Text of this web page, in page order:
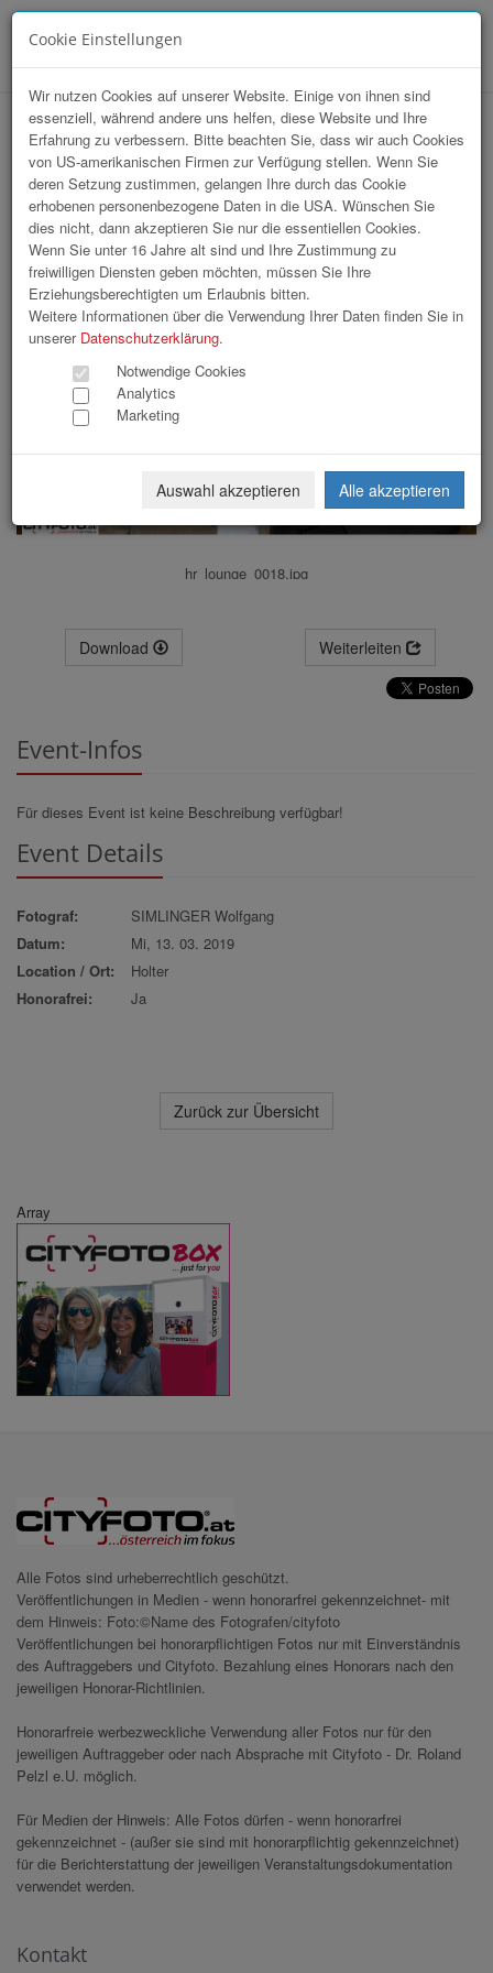
hr-lounge Mitte zu Gast bei HOLTER
Gruppe
hr_lounge_0018.jpg
Download Weiterleiten
Event-Infos
Für dieses Event ist keine Beschreibung verfügbar!
Event Details
Fotograf:
SIMLINGER Wolfgang
Datum:
Mi, 13. 03. 2019
Location / Ort:
Holter
Honorafrei:
Ja
Zurück zur Übersicht
Array
Alle Fotos sind urheberrechtlich geschützt.
Veröffentlichungen in Medien - wenn honorarfrei gekennzeichnet- mit
dem Hinweis: Foto:©Name des Fotografen/cityfoto
Veröffentlichungen bei honorarpflichtigen Fotos nur mit Einverständnis
des Auftraggebers und Cityfoto. Bezahlung eines Honorars nach den
jeweiligen Honorar-Richtlinien.
Honorarfreie werbezweckliche Verwendung aller Fotos nur für den
jeweiligen Auftraggeber oder nach Absprache mit Cityfoto - Dr. Roland
Pelzl e.U. möglich.
Für Medien der Hinweis: Alle Fotos dürfen - wenn honorarfrei
gekennzeichnet - (außer sie sind mit honorarpflichtig gekennzeichnet)
für die Berichterstattung der jeweiligen Veranstaltungsdokumentation
verwendet werden.
Kontakt
Cookie Einstellungen
Wir nutzen Cookies auf unserer Website. Einige von ihnen sind
essenziell, während andere uns helfen, diese Website und Ihre
Erfahrung zu verbessern. Bitte beachten Sie, dass wir auch Cookies
von US-amerikanischen Firmen zur Verfügung stellen. Wenn Sie
deren Setzung zustimmen, gelangen Ihre durch das Cookie
erhobenen personenbezogene Daten in die USA. Wünschen Sie
dies nicht, dann akzeptieren Sie nur die essentiellen Cookies.
Wenn Sie unter 16 Jahre alt sind und Ihre Zustimmung zu
freiwilligen Diensten geben möchten, müssen Sie Ihre
Erziehungsberechtigten um Erlaubnis bitten.
Weitere Informationen über die Verwendung Ihrer Daten finden Sie in
unserer Datenschutzerklärung.
Notwendige Cookies
Analytics
Marketing
Auswahl akzeptieren Alle akzeptieren